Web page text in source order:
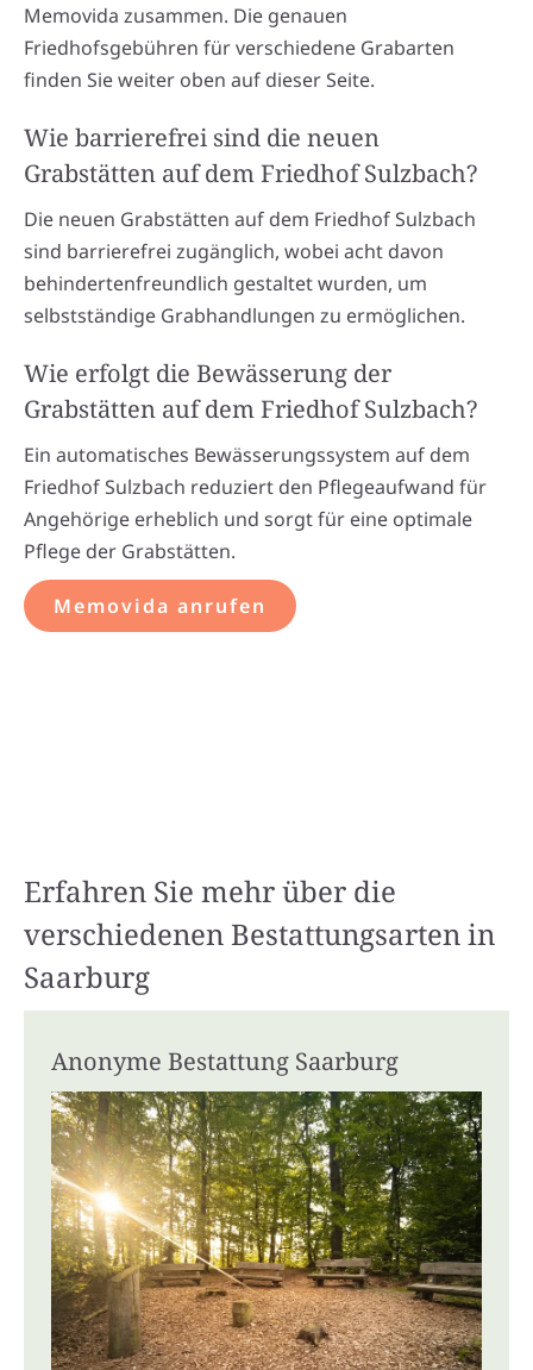
Memovida zusammen. Die genauen
Friedhofsgebühren für verschiedene Grabarten
finden Sie weiter oben auf dieser Seite.
Wie barrierefrei sind die neuen
Grabstätten auf dem Friedhof Sulzbach?
Die neuen Grabstätten auf dem Friedhof Sulzbach
sind barrierefrei zugänglich, wobei acht davon
behindertenfreundlich gestaltet wurden, um
selbstständige Grabhandlungen zu ermöglichen.
Wie erfolgt die Bewässerung der
Grabstätten auf dem Friedhof Sulzbach?
Ein automatisches Bewässerungssystem auf dem
Friedhof Sulzbach reduziert den Pflegeaufwand für
Angehörige erheblich und sorgt für eine optimale
Pflege der Grabstätten.
Memovida anrufen
Erfahren Sie mehr über die
verschiedenen Bestattungsarten in
Saarburg
Anonyme Bestattung Saarburg